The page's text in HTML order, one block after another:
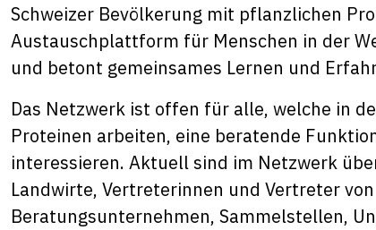
Schweizer Bevölkerung mit pflanzlichen
Austauschplattform für Menschen in der
und betont gemeinsames Lernen und
Das Netzwerk ist offen für alle, welche in
Proteinen arbeiten, eine beratende
interessieren. Aktuell sind im Netzwerk
Landwirte, Vertreterinnen und Vertreter
Beratungsunternehmen, Sammelstellen,